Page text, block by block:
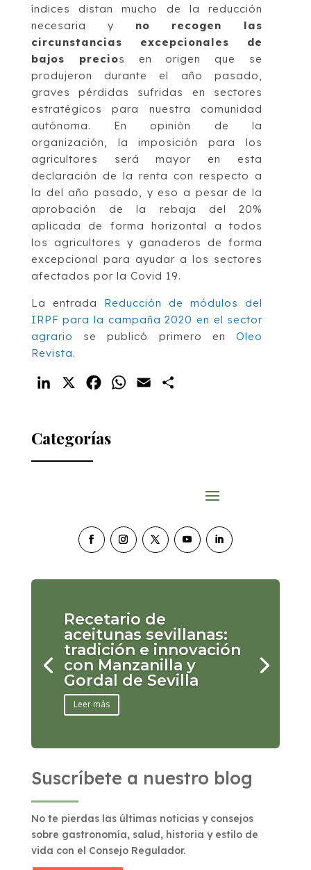
índices distan mucho de la reducción
necesaria y no recogen las
circunstancias excepcionales de
bajos precios en origen que se
produjeron durante el año pasado,
graves pérdidas sufridas en sectores
estratégicos para nuestra comunidad
autónoma. En opinión de la
organización, la imposición para los
agricultores será mayor en esta
declaración de la renta con respecto a
la del año pasado, y eso a pesar de la
aprobación de la rebaja del 20%
aplicada de forma horizontal a todos
los agricultores y ganaderos de forma
excepcional para ayudar a los sectores
afectados por la Covid 19.
La entrada Reducción de módulos del
IRPF para la campaña 2020 en el sector
agrario se publicó primero enOleo
Revista.
LinkedIn FacebookWhatsApp
Email
Categorías
Recetario de
aceitunas sevillanas:
tradición e innovación
con Manzanilla y
Gordal de Sevilla
Leer más
Suscríbete a nuestro blog
No te pierdas las últimas noticias y consejos
sobre gastronomía, salud, historia y estilo de
vida con el Consejo Regulador.